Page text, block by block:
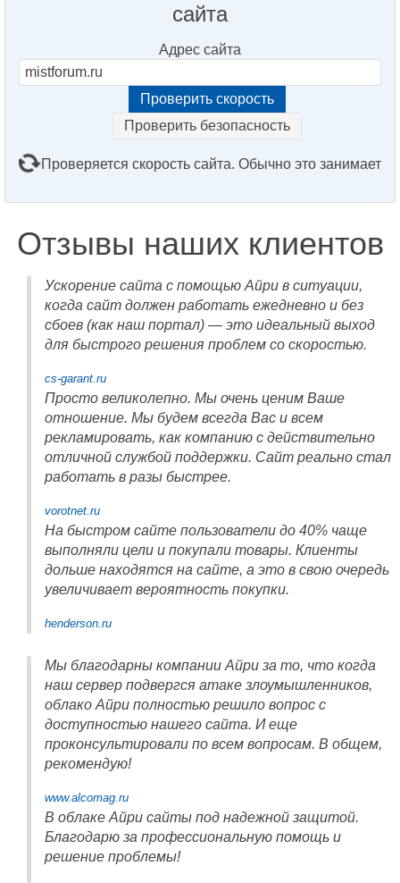
сайта
Адрес сайта
Проверить безопасность
Проверяется скорость сайта. Обычно это занимает
Отзывы наших клиентов
Ускорение сайта с помощью Айри в ситуации,
когда сайт должен работать ежедневно и без
сбоев (как наш портал) — это идеальный выход
для быстрого решения проблем со скоростью.
cs-garant.ru
Просто великолепно. Мы очень ценим Ваше
отношение. Мы будем всегда Вас и всем
рекламировать, как компанию с действительно
отличной службой поддержки. Сайт реально стал
работать в разы быстрее.
vorotnet.ru
На быстром сайте пользователи до 40% чаще
выполняли цели и покупали товары. Клиенты
дольше находятся на сайте, а это в свою очередь
увеличивает вероятность покупки.
henderson.ru
Мы благодарны компании Айри за то, что когда
наш сервер подвергся атаке злоумышленников,
облако Айри полностью решило вопрос с
доступностью нашего сайта. И еще
проконсультировали по всем вопросам. В общем,
рекомендую!
www.alcomag.ru
В облаке Айри сайты под надежной защитой.
Благодарю за профессиональную помощь и
решение проблемы!